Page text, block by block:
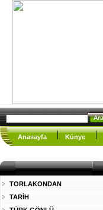
Anasayfa Künye
TORLAKONDAN
TARİH